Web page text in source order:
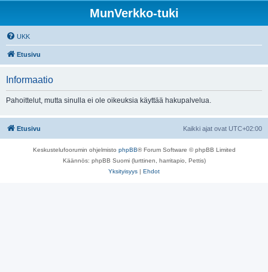
MunVerkko-tuki
UKK
Etusivu
Informaatio
Pahoittelut, mutta sinulla ei ole oikeuksia käyttää hakupalvelua.
Etusivu Kaikki ajat ovat UTC+02:00
Keskustelufoorumin ohjelmisto phpBB® Forum Software © phpBB Limited
Käännös: phpBB Suomi (lurttinen, harritapio, Pettis)
Yksityisyys | Ehdot